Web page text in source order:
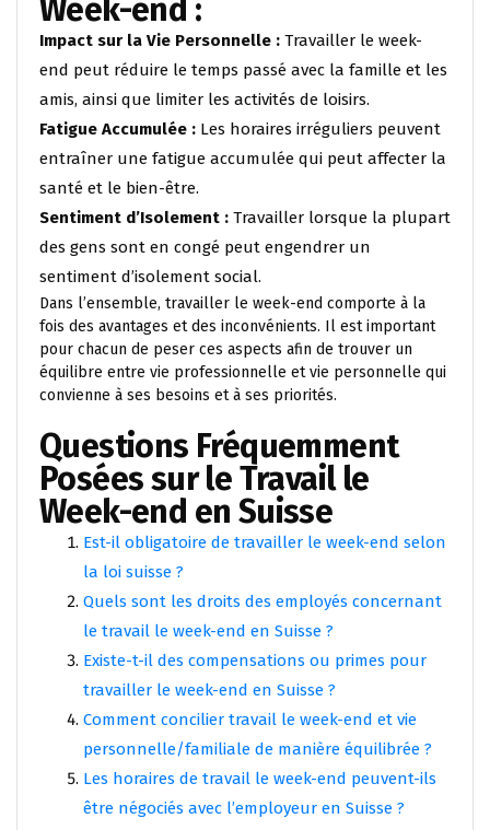
Week-end :
Impact sur la Vie Personnelle : Travailler le week-
end peut réduire le temps passé avec la famille et les
amis, ainsi que limiter les activités de loisirs.
Fatigue Accumulée : Les horaires irréguliers peuvent
entraîner une fatigue accumulée qui peut affecter la
santé et le bien-être.
Sentiment d’Isolement : Travailler lorsque la plupart
des gens sont en congé peut engendrer un
sentiment d’isolement social.
Dans l’ensemble, travailler le week-end comporte à la
fois des avantages et des inconvénients. Il est important
pour chacun de peser ces aspects afin de trouver un
équilibre entre vie professionnelle et vie personnelle qui
convienne à ses besoins et à ses priorités.
Questions Fréquemment
Posées sur le Travail le
Week-end en Suisse
Est-il obligatoire de travailler le week-end selon
la loi suisse ?
Quels sont les droits des employés concernant
le travail le week-end en Suisse ?
Existe-t-il des compensations ou primes pour
travailler le week-end en Suisse ?
Comment concilier travail le week-end et vie
personnelle/familiale de manière équilibrée ?
Les horaires de travail le week-end peuvent-ils
être négociés avec l’employeur en Suisse ?